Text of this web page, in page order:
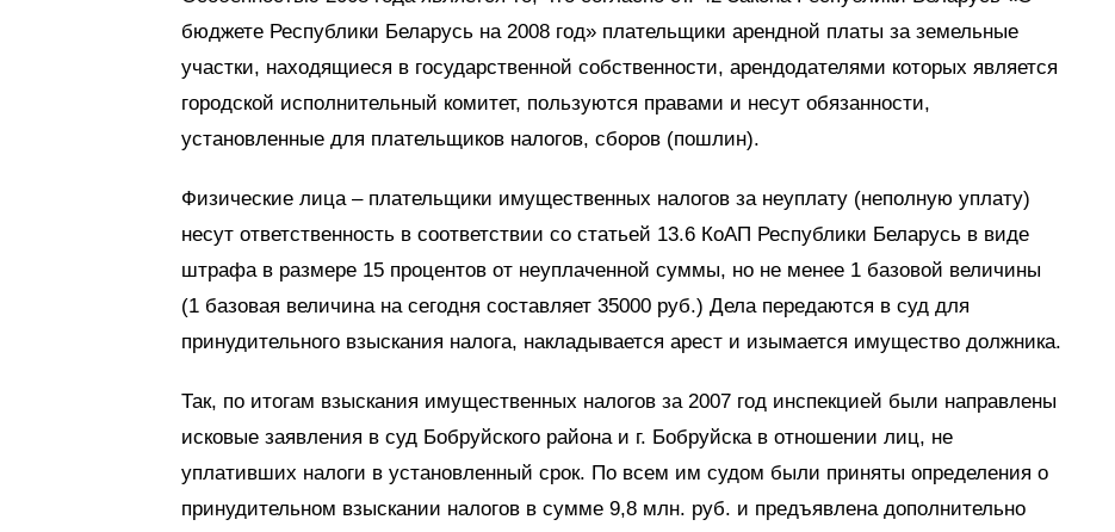
бюджете Республики Беларусь на 2008 год» плательщики арендной платы за земельные
участки, находящиеся в государственной собственности, арендодателями которых является
городской исполнительный комитет, пользуются правами и несут обязанности,
установленные для плательщиков налогов, сборов (пошлин).
Физические лица – плательщики имущественных налогов за неуплату (неполную уплату)
несут ответственность в соответствии со статьей 13.6 КоАП Республики Беларусь в виде
штрафа в размере 15 процентов от неуплаченной суммы, но не менее 1 базовой величины
(1 базовая величина на сегодня составляет 35000 руб.) Дела передаются в суд для
принудительного взыскания налога, накладывается арест и изымается имущество должника.
Так, по итогам взыскания имущественных налогов за 2007 год инспекцией были направлены
исковые заявления в суд Бобруйского района и г. Бобруйска в отношении лиц, не
уплативших налоги в установленный срок. По всем им судом были приняты определения о
принудительном взыскании налогов в сумме 9,8 млн. руб. и предъявлена дополнительно